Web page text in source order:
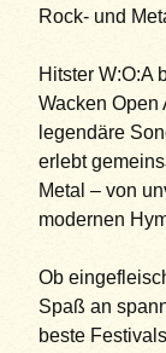
Rock- und
Hitster W:O:A
Wacken Open
legendäre
erlebt
Metal – von
modernen
Ob
Spaß an
beste